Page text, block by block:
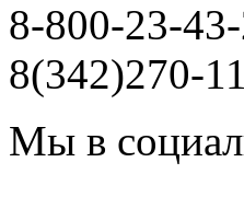
8-800-23-
8(342)270-
Мы в